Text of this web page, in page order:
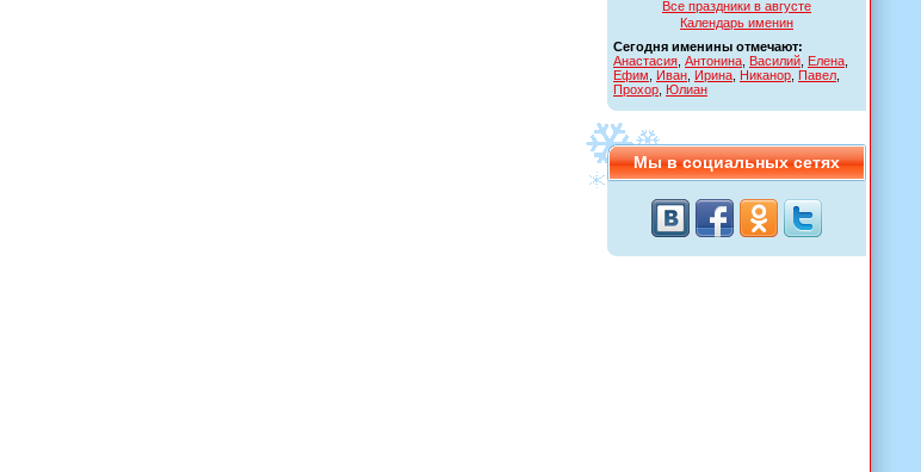
Все праздники в августе
Календарь именин
Сегодня именины отмечают:
Анастасия Антонина Василий Елена
Ефим
Иван Ирина Никанор Павел
Прохор Юлиан
Мы в социальных сетях